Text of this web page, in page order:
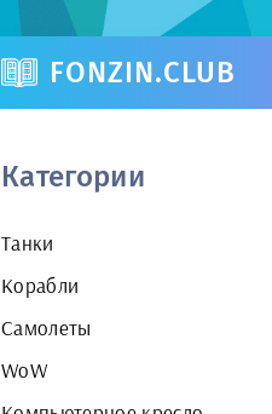
FONZIN.CLUB
Категории
Танки
Корабли
Самолеты
WoW